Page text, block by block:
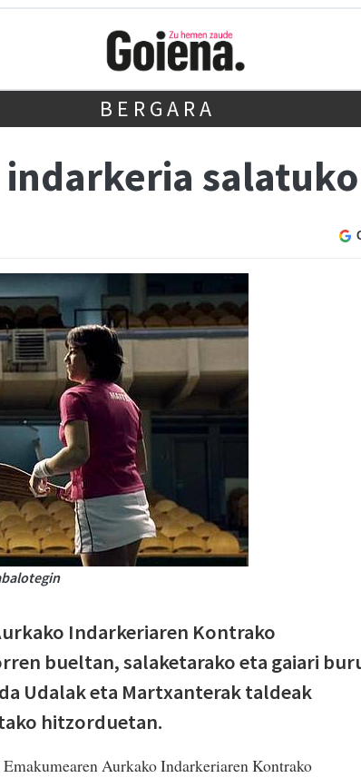
BERGARA
Indarkeriaren Kontrako
bueltan, salaketarako eta gaiari
Udalak eta Martxanterak taldeak
hitzorduetan.
Aurkako Indarkeriaren Kontrako